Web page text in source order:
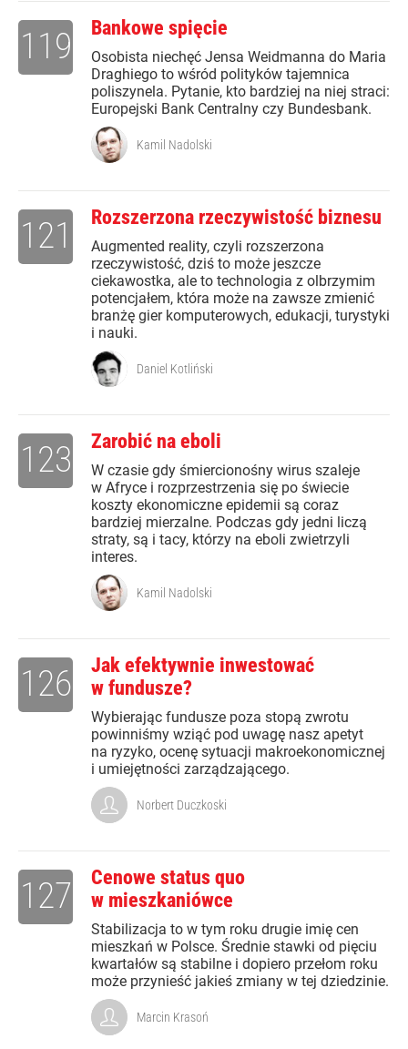
Bankowe spięcie
Osobista niechęć Jensa Weidmanna do Maria
Draghiego to wśród polityków tajemnica
poliszynela. Pytanie, kto bardziej na niej straci:
Europejski Bank Centralny czy Bundesbank.
119
Kamil Nadolski
Rozszerzona rzeczywistość biznesu
Augmented reality, czyli rozszerzona
rzeczywistość, dziś to może jeszcze
ciekawostka, ale to technologia z olbrzymim
potencjałem, która może na zawsze zmienić
branżę gier komputerowych, edukacji, turystyki
i nauki.
121
Daniel Kotliński
Zarobić na eboli
W czasie gdy śmiercionośny wirus szaleje
w Afryce i rozprzestrzenia się po świecie
koszty ekonomiczne epidemii są coraz
bardziej mierzalne. Podczas gdy jedni liczą
straty, są i tacy, którzy na eboli zwietrzyli
interes.
123
Kamil Nadolski
Jak efektywnie inwestować
w fundusze?
Wybierając fundusze poza stopą zwrotu
powinniśmy wziąć pod uwagę nasz apetyt
na ryzyko, ocenę sytuacji makroekonomicznej
i umiejętności zarządzającego.
126
Norbert Duczkoski
Cenowe status quo
w mieszkaniówce
Stabilizacja to w tym roku drugie imię cen
mieszkań w Polsce. Średnie stawki od pięciu
kwartałów są stabilne i dopiero przełom roku
może przynieść jakieś zmiany w tej dziedzinie.
127
Marcin Krasoń